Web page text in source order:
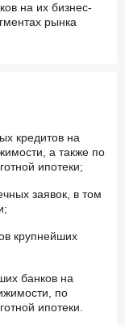
на их бизнес-
рынка
кредитов на
а также по
ипотеки;
заявок, в том
крупнейших
банков на
по
ипотеки.